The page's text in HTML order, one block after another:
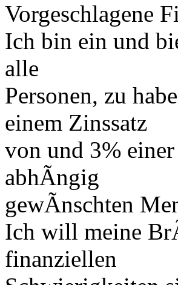
Vorgeschlagene
Ich bin ein und
alle
Personen, zu
einem Zinssatz
von und 3%
abhÃngig
gewÃnschten
Ich will meine
finanziellen